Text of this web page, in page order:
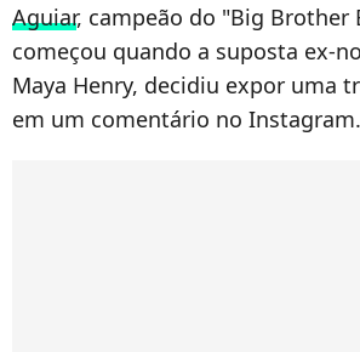
Aguiar, campeão do "Big Brother
começou quando a suposta ex-
Maya Henry, decidiu expor uma
em um comentário no Instagram.